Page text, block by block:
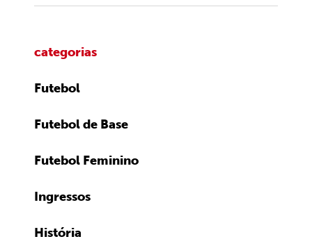
categorias
Futebol
Futebol de Base
Futebol Feminino
Ingressos
História